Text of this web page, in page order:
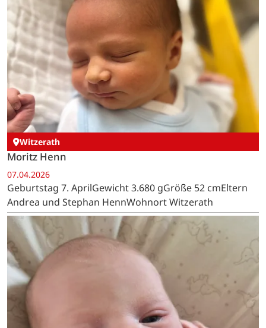
Witzerath
Moritz Henn
07.04.2026
Geburtstag 7. AprilGewicht 3.680 gGröße 52 cmEltern
Andrea und Stephan HennWohnort Witzerath